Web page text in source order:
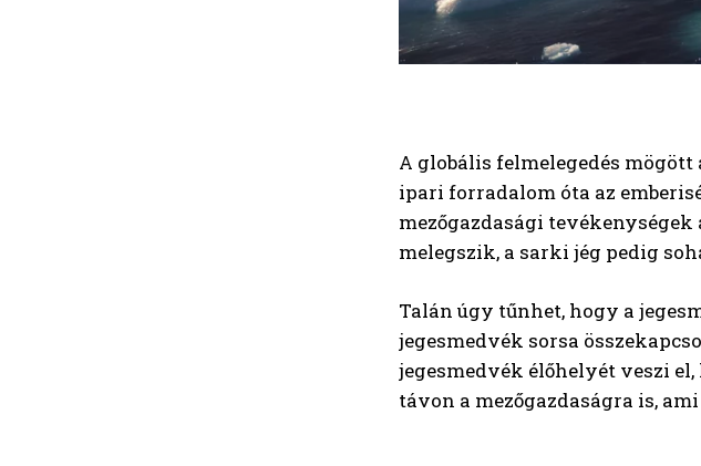
A globális felmelegedés
ipari forradalom óta az
mezőgazdasági
melegszik, a sarki jég pedig
Talán úgy tűnhet, hogy a
jegesmedvék sorsa
jegesmedvék élőhelyét veszi
távon a mezőgazdaságra is,